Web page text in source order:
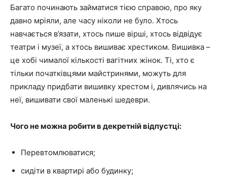
Багато починають займатися тією справою, про яку
давно мріяли, але часу ніколи не було. Хтось
навчається в’язати, хтось пише вірші, хтось відвідує
театри і музеї, а хтось вишиває хрестиком. Вишивка –
це хобі чималої кількості вагітних жінок. Ті, хто є
тільки початківцями майстринями, можуть для
прикладу придбати вишивку хрестом і, дивлячись на
неї, вишивати свої маленькі шедеври.
Чого не можна робити в декретній відпустці:
Перевтомлюватися;
сидіти в квартирі або будинку;